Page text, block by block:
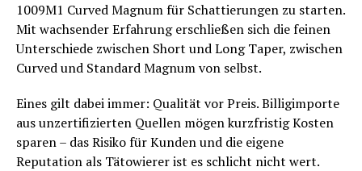
1009M1 Curved Magnum für Schattierungen zu starten.
Mit wachsender Erfahrung erschließen sich die feinen
Unterschiede zwischen Short und Long Taper, zwischen
Curved und Standard Magnum von selbst.
Eines gilt dabei immer: Qualität vor Preis. Billigimporte
aus unzertifizierten Quellen mögen kurzfristig Kosten
sparen – das Risiko für Kunden und die eigene
Reputation als Tätowierer ist es schlicht nicht wert.